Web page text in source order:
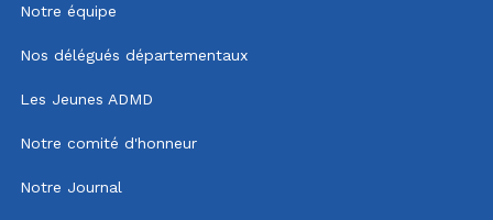
Notre équipe
Nos délégués départementaux
Les Jeunes ADMD
Notre comité d'honneur
Notre Journal